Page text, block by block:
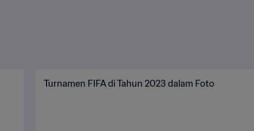
Turnamen FIFA di Tahun 2023 dalam Foto